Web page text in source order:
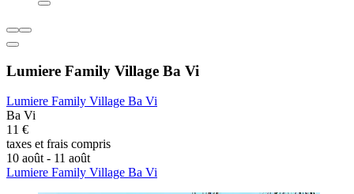
Lumiere Family Village Ba Vi
Lumiere Family Village Ba Vi
Ba Vi
11 €
taxes et frais compris
10 août - 11 août
Lumiere Family Village Ba Vi